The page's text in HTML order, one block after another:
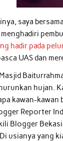
saya
hadir pada
UAS dan
hujan.
kawan-kawan
Reporter
Blogger
usianya yang